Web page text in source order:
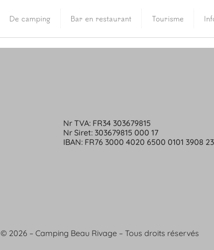
De camping Bar en restaurant Tourisme
Nr TVA: FR34 303679815
Nr Siret: 303679815 000 17
IBAN: FR76 3000 4020 6500 0101 3908
© 2026 – Camping Beau Rivage – Tous droits réservés